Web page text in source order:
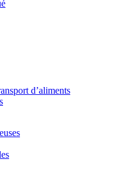
d’aliments